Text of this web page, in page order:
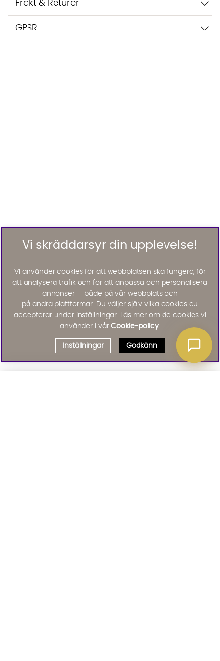
Frakt & Returer
GPSR
Vi skräddarsyr din upplevelse!
Vi använder cookies för att webbplatsen ska fungera, för
att analysera trafik och för att anpassa och personalisera
annonser — både på vår webbplats och
på andra plattformar. Du väljer själv vilka cookies du
accepterar under inställningar. Läs mer om de cookies vi
använder i vår Cookie-policy.
Inställningar Godkänn